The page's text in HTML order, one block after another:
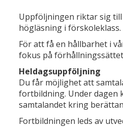
Uppföljningen riktar sig
högläsning i förskoleklass.
För att få en hållbarhet i
fokus på
Heldagsuppföljning
Du får möjlighet att
fortbildning. Under dagen
samtalandet kring
Fortbildningen leds av